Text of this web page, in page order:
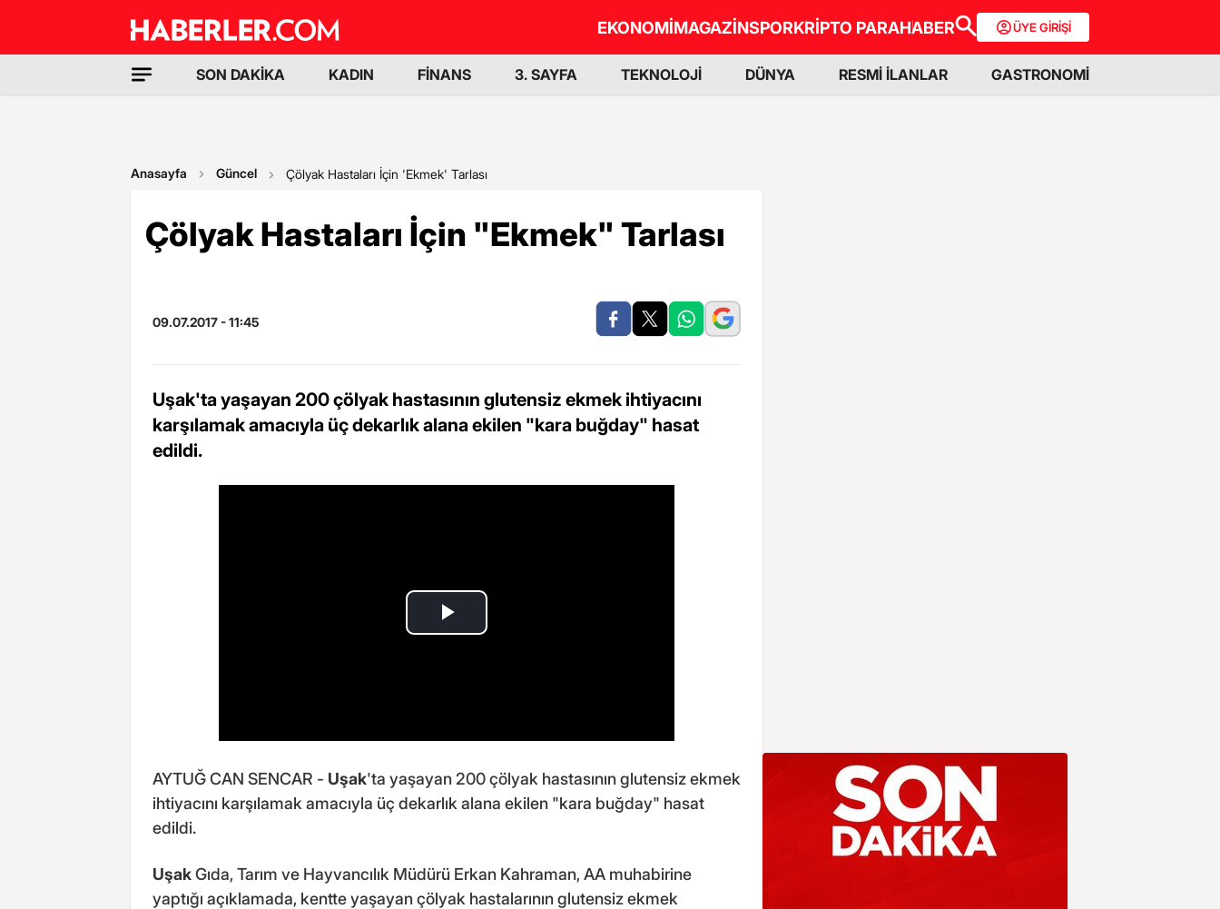
EKONOMİMAGAZİNSPORKRİPTO PARAHABER ÜYE GİRİŞİ
SON DAKİKA KADIN FİNANS 3. SAYFA TEKNOLOJİ DÜNYA RESMİ İLANLAR GASTRONOMİ
Anasayfa Güncel Çölyak Hastaları İçin 'Ekmek' Tarlası
Çölyak Hastaları İçin "Ekmek" Tarlası
09.07.2017 - 11:45
Uşak'ta yaşayan 200 çölyak hastasının glutensiz ekmek ihtiyacını
karşılamak amacıyla üç dekarlık alana ekilen "kara buğday" hasat
edildi.
AYTUĞ CAN SENCAR - Uşak'ta yaşayan 200 çölyak hastasının glutensiz ekmek
ihtiyacını karşılamak amacıyla üç dekarlık alana ekilen "kara buğday" hasat
edildi.
UşakGıda, Tarım ve Hayvancılık Müdürü Erkan Kahraman, AA muhabirine
yaptığı açıklamada, kentte yaşayan çölyak hastalarının glutensiz ekmek